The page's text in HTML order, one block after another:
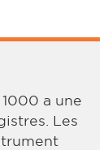
a une
Les